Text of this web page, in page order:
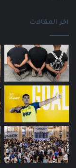
اخر المقالات